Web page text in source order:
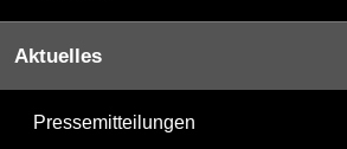
Aktuelles
Pressemitteilungen